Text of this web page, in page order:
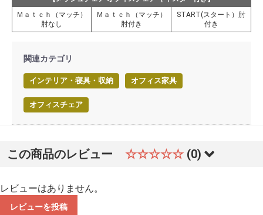
Ｍａｔｃｈ（マッチ）
肘なし
Ｍａｔｃｈ（マッチ）
肘付き
START(スタート）肘
付き
関連カテゴリ
インテリア・寝具・収納 オフィス家具
オフィスチェア
この商品のレビュー ☆☆☆☆☆ (0)
レビューはありません。
レビューを投稿